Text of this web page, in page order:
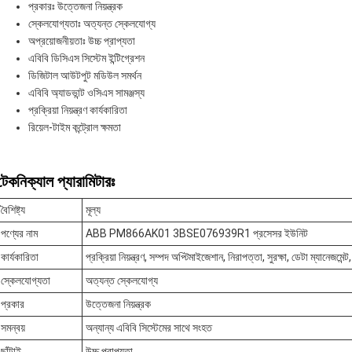
প্রকারঃ উত্তেজনা নিয়ন্ত্রক
স্কেলযোগ্যতাঃ অত্যন্ত স্কেলযোগ্য
অপ্রয়োজনীয়তাঃ উচ্চ প্রাপ্যতা
এবিবি ডিসিএস সিস্টেম ইন্টিগ্রেশন
ডিজিটাল আউটপুট মডিউল সমর্থন
এবিবি অ্যাডভান্ট ওসিএস সামঞ্জস্য
প্রক্রিয়া নিয়ন্ত্রণ কার্যকারিতা
রিয়েল-টাইম কন্ট্রোল ক্ষমতা
প্যারামিটারঃ
বৈশিষ্ট্য
মূল্য
পণ্যের নাম
ABB PM866AK01 3BSE076939R1 প্রসেসর ইউনিট
কার্যকারিতা
প্রক্রিয়া নিয়ন্ত্রণ, সম্পদ অপ্টিমাইজেশান, নিরাপত্তা, সুরক্ষা, ডেটা
স্কেলযোগ্যতা
অত্যন্ত স্কেলযোগ্য
প্রকার
উত্তেজনা নিয়ন্ত্রক
সমন্বয়
অন্যান্য এবিবি সিস্টেমের সাথে সংহত